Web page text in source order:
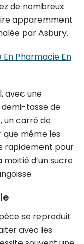
de nombreux
apparemment
par Asbury.
Pharmacie En
avec une
demi-tasse de
un carré de
même les
rapidement pour
moitié d’un sucre
se reproduit
avec les